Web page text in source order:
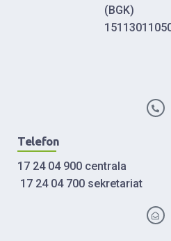
(BGK)
Telefon
17 24 04 900 centrala
17 24 04 700 sekretariat